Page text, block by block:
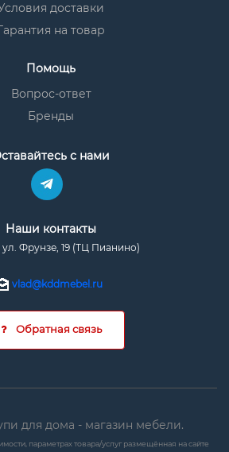
доставки
на товар
Помощь
Вопрос-ответ
Бренды
с нами
Наши контакты
ул. Фрунзе, 19 (ТЦ Пианино)
vlad@kddmebel.ru
Обратная связь
для дома - магазин мебели.
параметрах товара/услуг размещённая на сайте